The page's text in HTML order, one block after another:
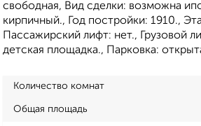
свободная, Вид сделки: возможна
кирпичный., Год постройки: 1910.,
Пассажирский лифт: нет., Грузовой
детская площадка., Парковка:
Количество комнат
Общая площадь